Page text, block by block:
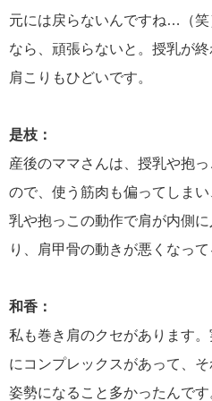
元には戻らないんですね…（
なら、頑張らないと。授乳が
肩こりもひどいです。
是枝：
産後のママさんは、授乳や抱
ので、使う筋肉も偏ってしま
乳や抱っこの動作で肩が内側
り、肩甲骨の動きが悪くなっ
和香：
私も巻き肩のクセがあります
にコンプレックスがあって、
姿勢になること多かったんで